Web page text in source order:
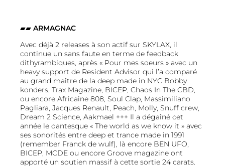
▰▰ ARMAGNAC
Avec déjà 2 releases à son actif sur SKYLAX, il
continue un sans faute en terme de feedback
dithyrambiques, après « Pour mes soeurs » avec un
heavy support de Resident Advisor qui l’a comparé
au grand maître de la deep made in NYC Bobby
konders, Trax Magazine, BICEP, Chaos In The CBD,
ou encore Africaine 808, Soul Clap, Massimiliano
Pagliara, Jacques Renault, Peach, Molly, Snuff crew,
Dream 2 Science, Aakmael +++ Il a dégaîné cet
année le dantesque « The world as we know it » avec
ses sonorités entre deep et trance made in 1991
(remember Franck de wulf), là encore BEN UFO,
BICEP, MCDE ou encore Groove magazine ont
apporté un soutien massif à cette sortie 24 carats.